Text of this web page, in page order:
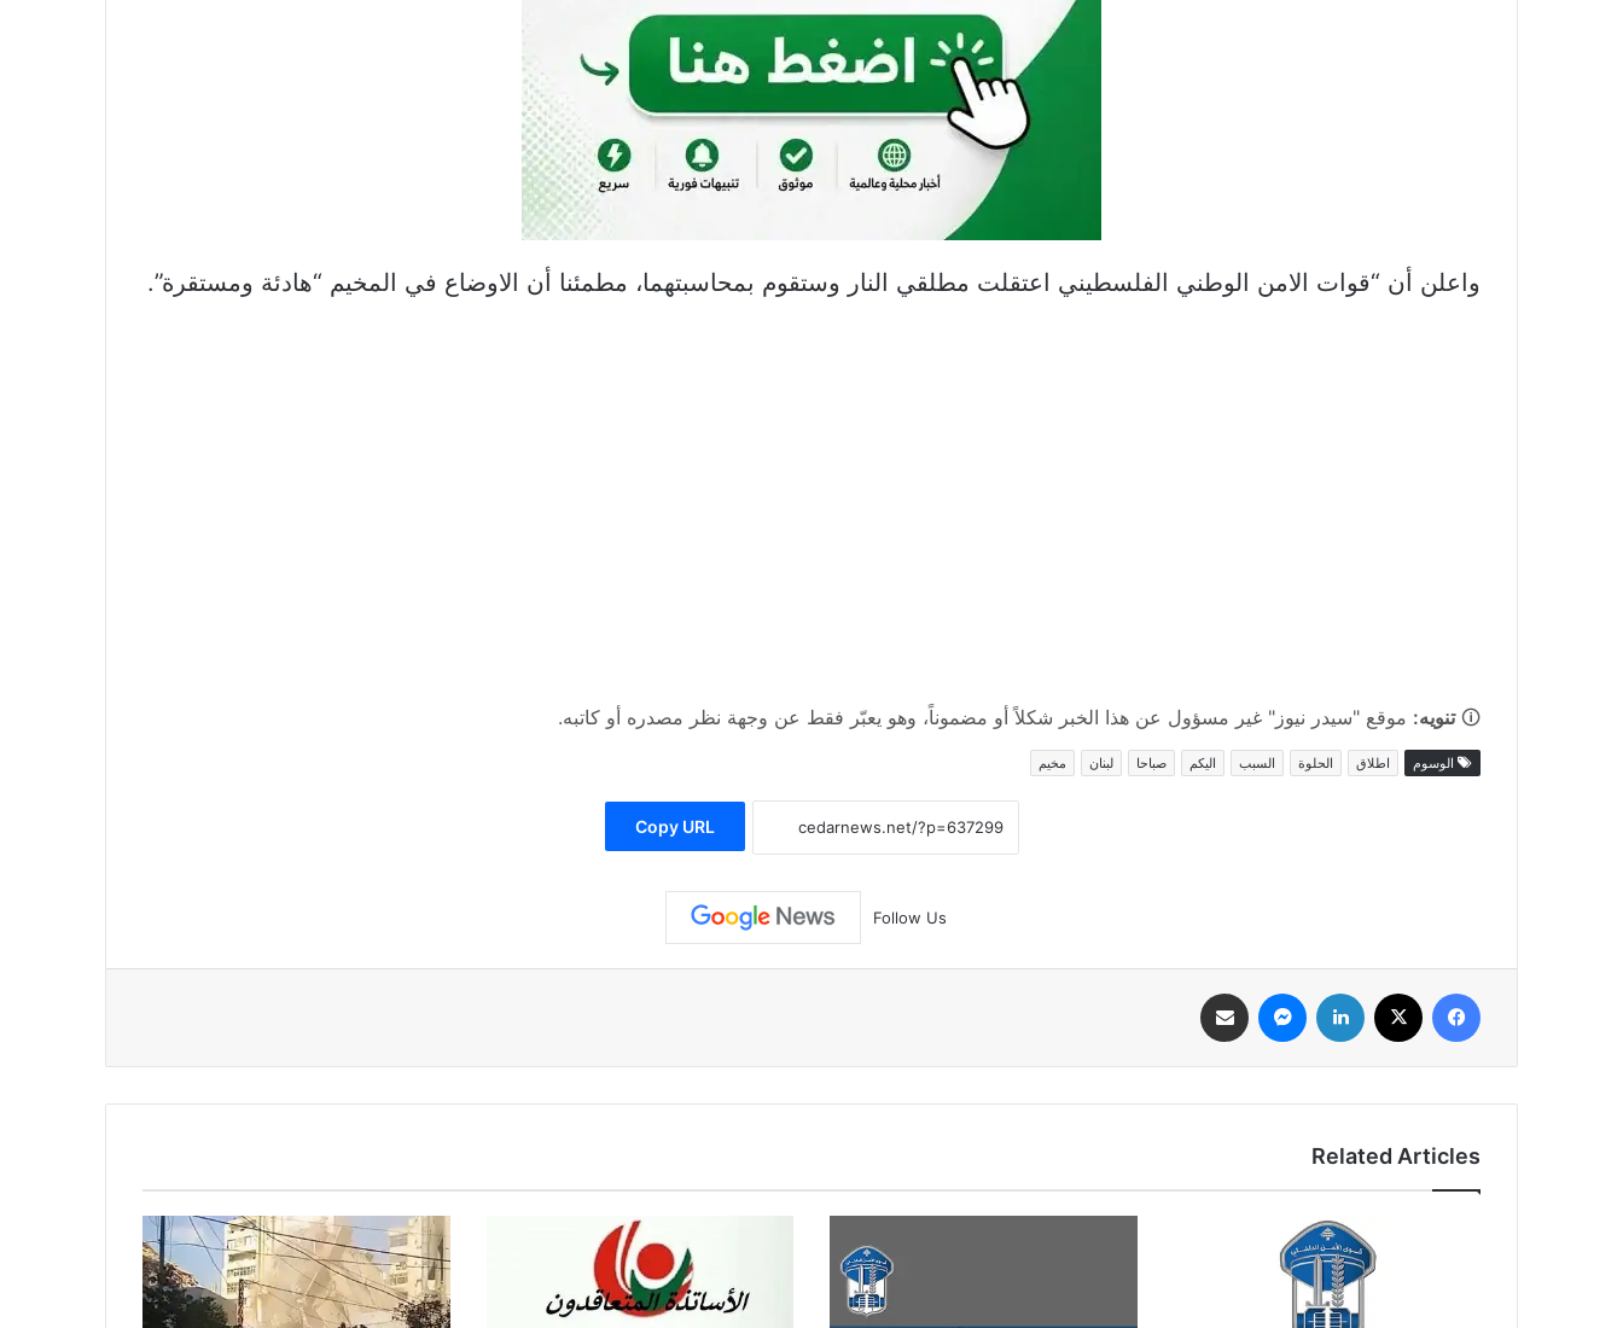
واعلن أن “قوات الامن الوطني الفلسطيني اعتقلت مطلقي النار وستقوم بمحاسبتهما، مطمئنا أن الاوضاع في المخيم “هادئة ومستقرة”.
🛈تنويه: موقع "سيدر نيوز" غير مسؤول عن هذا الخبر شكلاً أو مضموناً، وهو يعبّر فقط عن وجهة نظر مصدره أو كاتبه.
الوسوم اطلاق الحلوة السبب اليكم صباحا لبنان مخيم
Copy URL
Follow Us
فيسبوك لينكدإن ماسنجر
Related Articles